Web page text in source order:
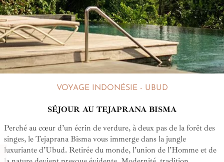
VOYAGE INDONÉSIE - UBUD
SÉJOUR AU TEJAPRANA BISMA
Perché au cœur d’un écrin de verdure, à deux pas de la forêt des
singes, le Tejaprana Bisma vous immerge dans la jungle
luxuriante d’Ubud. Retirée du monde, l’union de l’Homme et de